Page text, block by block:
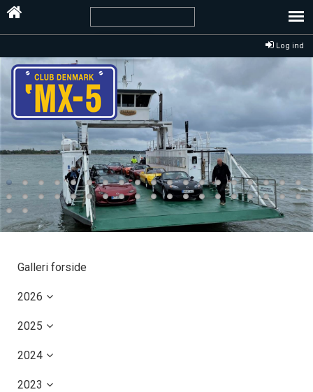
Log ind
Galleri forside
2026
2025
2024
2023